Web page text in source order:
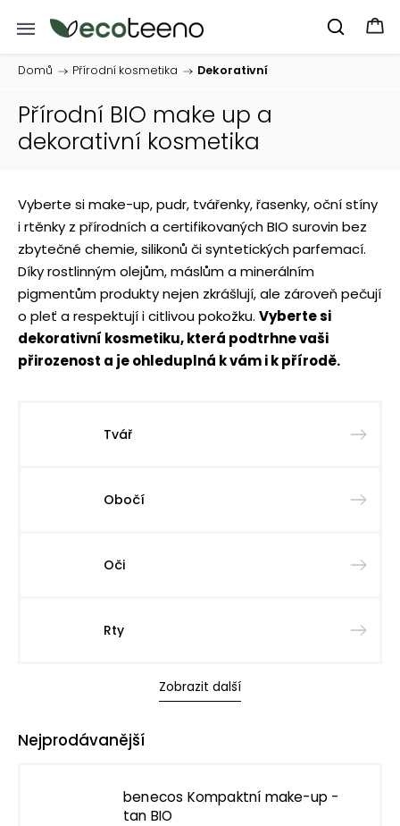
Domů / Přírodní kosmetika / Dekorativní
Přírodní BIO make up a
dekorativní kosmetika
Vyberte si make-up, pudr, tvářenky, řasenky, oční stíny
i rtěnky z přírodních a certifikovaných BIO surovin bez
zbytečné chemie, silikonů či syntetických parfemací.
Díky rostlinným olejům, máslům a minerálním
pigmentům produkty nejen zkrášlují, ale zároveň pečují
o pleť a respektují i citlivou pokožku. Vyberte si
dekorativní kosmetiku, která podtrhne vaši
přirozenost a je ohleduplná k vám i k přírodě.
Tvář
Obočí
Oči
Rty
Zobrazit další
Nejprodávanější
benecos Kompaktní make-up -
tan BIO